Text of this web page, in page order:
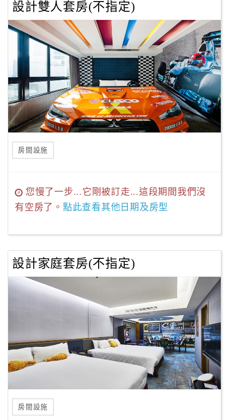
設計雙人套房(不指定)
房間設施
您慢了一步...它剛被訂走...這段期間我們沒
有空房了。 點此查看其他日期及房型
設計家庭套房(不指定)
房間設施